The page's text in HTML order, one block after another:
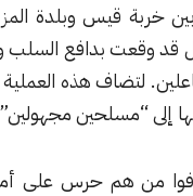
وبلدة المزيريب نهاية
السلب والسرقة ولم
هذه العملية إلى سلسلة
مجهولين”.
حرس على أمن المنطقة